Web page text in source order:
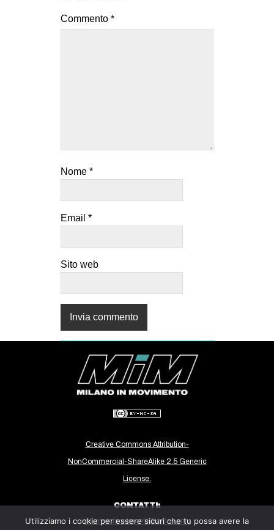
Commento *
Nome *
Email *
Sito web
Creative Commons Attribution-
NonCommercial-ShareAlike 2.5 Generic
License.
CONTATTI:
milanoinmovimento@gmail.com
Utilizziamo i cookie per essere sicuri che tu possa avere la